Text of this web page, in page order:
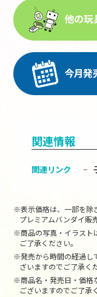
関連情報
関連リンク
※表示価格は、一部を除
プレミアムバンダイ販
※商品の写真・イラスト
ご了承ください。
※発売から時間の経過し
ざいますのでご了承く
※商品名・発売日・価格
ございますのでご了承